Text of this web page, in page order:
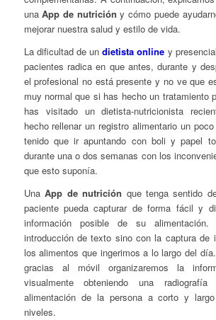
unaApp de nutrición y cómo puede
mejorar nuestra salud y estilo de vida.
La dificultad de undietista online y
pacientes radica en que antes, durante y
el profesional no estápresente y no ve que
muy normal que si has hecho un tratamiento
has visitado un dietista-nutricionista
hecho rellenar un registro alimentario un
tenido que ir apuntando con boli y papel
durante una o dos semanas con los
que esto suponía.
UnaApp de nutrición que tenga sentido
paciente pueda capturar de forma fácil y
información posible de su
introducción de texto sino con la captura de
los alimentos que ingerimos a lo largo del
gracias al móvil organizaremos la
visualmente obteniendo una
alimentación de la persona a corto y
niveles.